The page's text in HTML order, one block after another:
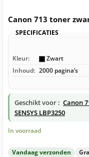
Canon 713 toner
SPECIFICATIES
Kleur: Zwart
Inhoud: 2000 pagina’s
Geschikt voor : Canon
SENSYS LBP3250
In voorraad
Vandaag verzonden